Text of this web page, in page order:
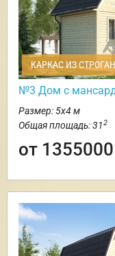
КАРКАС ИЗ
№3 Дом с
Размер: 5х4 м
Общая площадь: 312
от 1355000